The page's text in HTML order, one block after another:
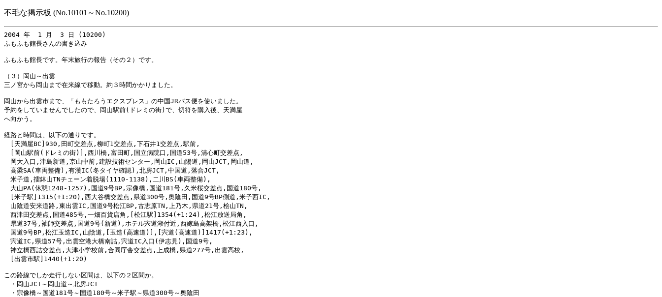
不毛な掲示板 (No.10101～No.10200)
2004 年  1 月  3 日 (10200)
ふもふも館長さんの書き込み
ふもふも館長です。年末旅行の報告（その２）です。
（３）岡山～出雲
三ノ宮から岡山まで在来線で移動。約３時間かかりました。
岡山から出雲市まで、「ももたろうエクスプレス」の中国JRバス便を使いました。
予約をしていませんでしたので、岡山駅前(ドレミの街)で、切符を購入後、天満屋
へ向かう。
経路と時間は、以下の通りです。
[天満屋BC]930,田町交差点,柳町1交差点,下石井1交差点,駅前,
[岡山駅前(ドレミの街)],西川橋,富田町,国立病院口,国道53号,清心町交差点,
岡大入口,津島新道,京山中前,建設技術センター,岡山IC,山陽道,岡山JCT,岡山道,
高梁SA(車両整備),有漢IC(冬タイヤ確認),北房JCT,中国道,落合JCT,
米子道,擂鉢山TNチェーン着脱場(1110-1138),二川BS(車両整備),
大山PA(休憩1248-1257),国道9号BP,宗像橋,国道181号,久米桜交差点,国道180号,
[米子駅]1315(+1:20),西大谷橋交差点,県道300号,奥陰田,国道9号BP側道,米子西IC,
山陰道安来道路,東出雲IC,国道9号松江BP,古志原TN,上乃木,県道21号,桧山TN,
西津田交差点,国道485号,一畑百貨店角,[松江駅]1354(+1:24),松江放送局角,
県道37号,袖師交差点,国道9号(新道),ホテル宍道湖付近,西嫁島高架橋,松江西入口,
国道9号BP,松江玉造IC,山陰道,[玉造(高速道)],[宍道(高速道)]1417(+1:23),
宍道IC,県道57号,出雲空港大橋南詰,宍道IC入口(伊志見),国道9号,
神立橋西詰交差点,大津小学校前,合同庁舎交差点,上成橋,県道277号,出雲高校,
[出雲市駅]1440(+1:20)
この路線でしか走行しない区間は、以下の２区間か。
・岡山JCT～岡山道～北房JCT
・宗像橋～国道181号～国道180号～米子駅～県道300号～奥陰田